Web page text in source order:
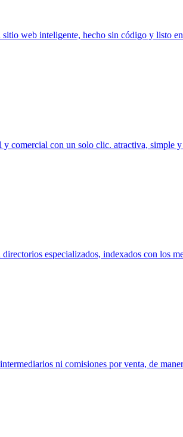
web inteligente, hecho sin código y listo
comercial con un solo clic. atractiva, simple
especializados, indexados con los
ni comisiones por venta, de